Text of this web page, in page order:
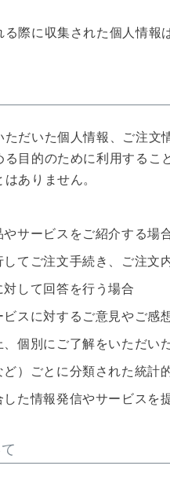
際に収集された個人情報
だいた個人情報、ご注
目的のために利用する
ありません。
サービスをご紹介する場
てご注文手続き、ご注文
して回答を行う場合
スに対するご意見やご感
個別にご了解をいただい
）ごとに分類された統計
た情報発信やサービスを